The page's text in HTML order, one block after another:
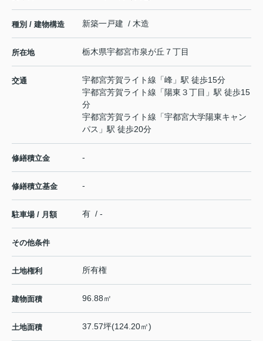
種別 / 建物構造 新築一戸建 / 木造
所在地 栃木県宇都宮市泉が丘 ７丁目
交通 宇都宮芳賀ライト線 「峰 」駅 徒歩15分
宇都宮芳賀ライト線 「陽東３丁目 」駅 徒歩15
分
宇都宮芳賀ライト線 「宇都宮大学陽東キャン
パス 」駅 徒歩20分
修繕積立金 -
修繕積立基金 -
駐車場 / 月額 有 / -
その他条件
土地権利 所有権
建物面積 96.88㎡
土地面積 37.57坪(124.20㎡)